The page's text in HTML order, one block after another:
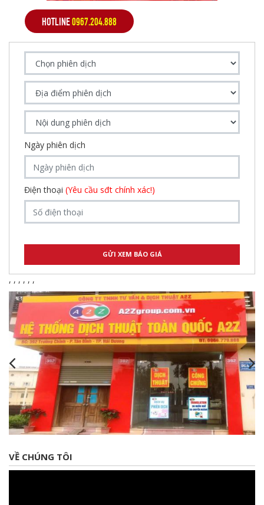
HOTLINE0967.204.888
Ngày phiên dịch
Điện thoại (Yêu cầu sđt chính xác!)
, , , , , ,
VỀ CHÚNG TÔI